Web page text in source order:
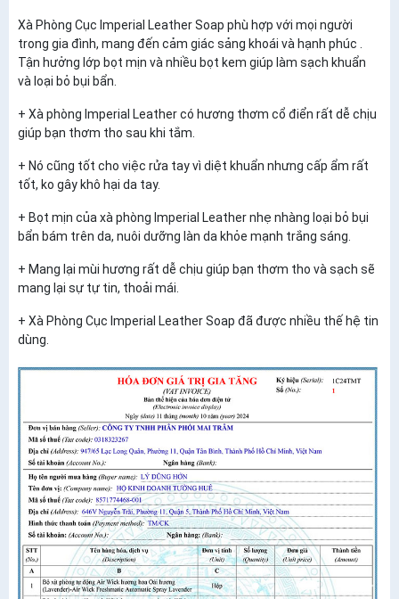
Xà Phòng Cục Imperial Leather Soap phù hợp với mọi người
trong gia đình, mang đến cảm giác sảng khoái và hạnh phúc .
Tận hưởng lớp bọt mịn và nhiều bọt kem giúp làm sạch khuẩn
và loại bỏ bụi bẩn.
+ Xà phòng Imperial Leather có hương thơm cổ điển rất dễ chịu
giúp bạn thơm tho sau khi tắm.
+ Nó cũng tốt cho việc rửa tay vì diệt khuẩn nhưng cấp ẩm rất
tốt, ko gây khô hại da tay.
+ Bọt mịn của xà phòng Imperial Leather nhẹ nhàng loại bỏ bụi
bẩn bám trên da, nuôi dưỡng làn da khỏe mạnh trắng sáng.
+ Mang lại mùi hương rất dễ chịu giúp bạn thơm tho và sạch sẽ
mang lại sự tự tin, thoải mái.
+ Xà Phòng Cục Imperial Leather Soap đã được nhiều thế hệ tin
dùng.